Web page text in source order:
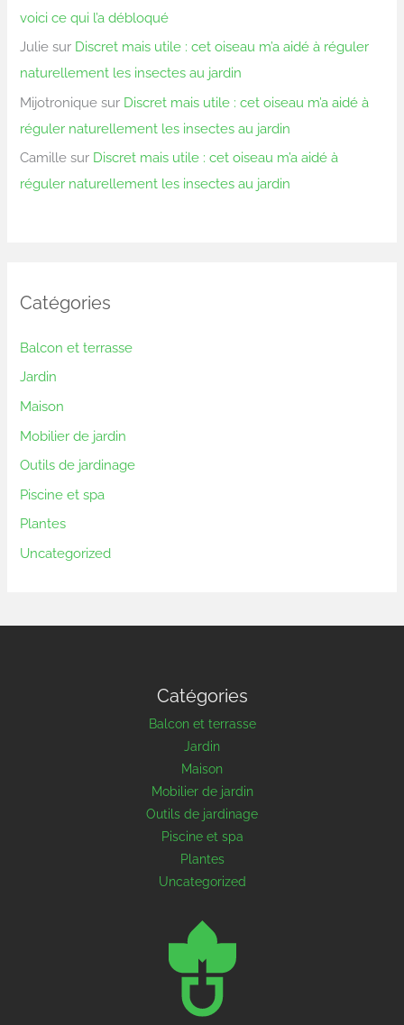
voici ce qui l’a débloqué
Julie sur Discret mais utile : cet oiseau m’a aidé à réguler
naturellement les insectes au jardin
Mijotronique sur Discret mais utile : cet oiseau m’a aidé à
réguler naturellement les insectes au jardin
Camille sur Discret mais utile : cet oiseau m’a aidé à
réguler naturellement les insectes au jardin
Catégories
Balcon et terrasse
Jardin
Maison
Mobilier de jardin
Outils de jardinage
Piscine et spa
Plantes
Uncategorized
Catégories
Balcon et terrasse
Jardin
Maison
Mobilier de jardin
Outils de jardinage
Piscine et spa
Plantes
Uncategorized